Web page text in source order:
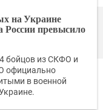
на Украине
России превысило
бойцов из СКФО и
официально
в военной